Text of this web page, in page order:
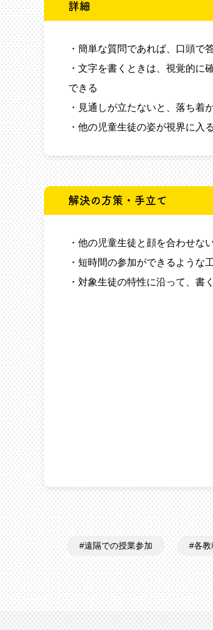
詳細
・簡単な質問であれば、口頭で
・文字を書くときは、視覚的に
できる
・見通しが立たないと、落ち着
・他の児童生徒の姿が視界に入
解決の方策・手立て
・他の児童生徒と顔を合わせな
・短時間の参加ができるような
・対象生徒の特性に沿って、書
遠隔での授業参加 各教